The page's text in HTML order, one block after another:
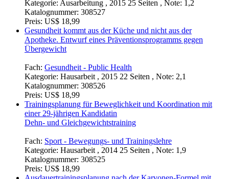
Kategorie: Ausarbeitung , 2015 25 Seiten , Note: 1,2
Katalognummer: 308527
Preis: US$ 18,99
Gesundheit kommt aus der Küche und nicht aus der
Apotheke. Entwurf eines Präventionsprogramms gegen
Übergewicht
Fach: Gesundheit - Public Health
Kategorie: Hausarbeit , 2015 22 Seiten , Note: 2,1
Katalognummer: 308526
Preis: US$ 18,99
Trainingsplanung für Beweglichkeit und Koordination mit
einer 29-jährigen Kandidatin
Dehn- und Gleichgewichtstraining
Fach: Sport - Bewegungs- und Trainingslehre
Kategorie: Hausarbeit , 2014 25 Seiten , Note: 1,9
Katalognummer: 308525
Preis: US$ 18,99